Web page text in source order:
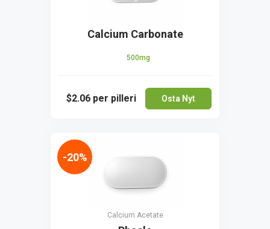
Calcium Carbonate
500mg
$2.06 per pilleri Osta Nyt
Calcium Acetate
-20%